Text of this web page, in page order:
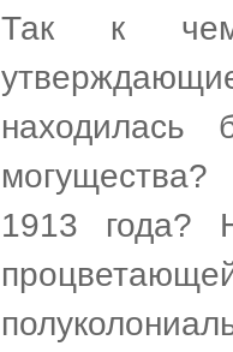
Так к
1913 года?